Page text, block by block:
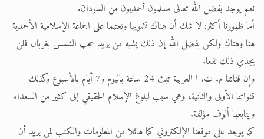
نعم يوجد بفضل الله تعالى مسلمون أحمديون من السودان.
أما ظهورنا أكثر: لا شك أن هناك تشويها وتعتيما على الجماعة الإسلامية الأحمدية
هنا وهناك ولكن بفضل الله إن ذلك يشبه من يريد حجب الشمس بغربال فلن
يجدي ذلك نفعا.
وإن قناتنا م. ت. ا العربية تبث 24 ساعة باليوم و7 أيام بالأسبوع وكذلك
قنواتنا الأولى والثانية، وهي سبب لبلوغ الإسلام الحقيقي إلى كثير من السعداء
ويتابعها ألوف مؤلفة.
كما يوجد على موقعنا الإلكتروني كما هائلا من المعلومات والكتب لمن يريد أن